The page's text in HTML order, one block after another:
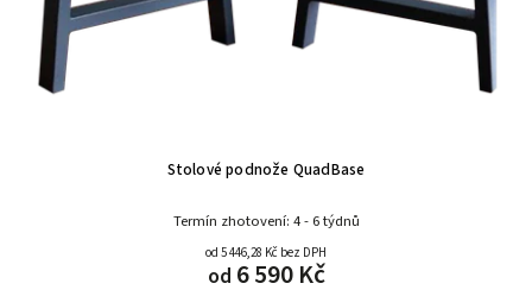
Stolové podnože QuadBase
Termín zhotovení: 4 - 6 týdnů
od 5 446,28 Kč bez DPH
od 6 590 Kč